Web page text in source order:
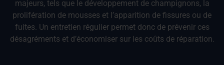
majeurs, tels que le développement de champignons, la
prolifération de mousses et l’apparition de fissures ou de
fuites. Un entretien régulier permet donc de prévenir ces
désagréments et d’économiser sur les coûts de réparation.